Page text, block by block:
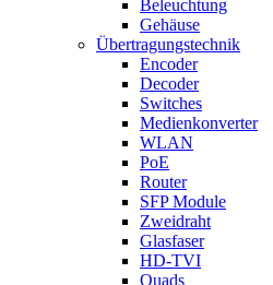
Beleuchtung
Gehäuse
Übertragungstechnik
Encoder
Decoder
Switches
Medienkonverter
WLAN
PoE
Router
SFP Module
Zweidraht
Glasfaser
HD-TVI
Quads